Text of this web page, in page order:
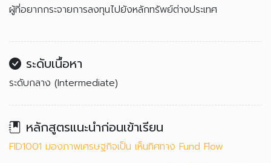
ผู้ที่อยากกระจายการลงทุนไปยังหลักทรัพย์ต่างประเทศ
ระดับเนื้อหา
ระดับกลาง (Intermediate)
หลักสูตรแนะนำก่อนเข้าเรียน
FID1001 มองภาพเศรษฐกิจเป็น เห็นทิศทาง Fund Flow